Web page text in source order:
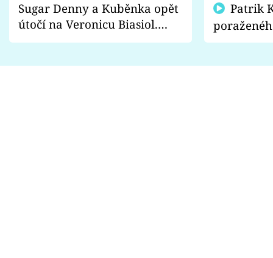
Sugar Denny a Kuběnka opět
útočí na Veronicu Biasiol.
Proč je podle nich falešná a
fanoušci